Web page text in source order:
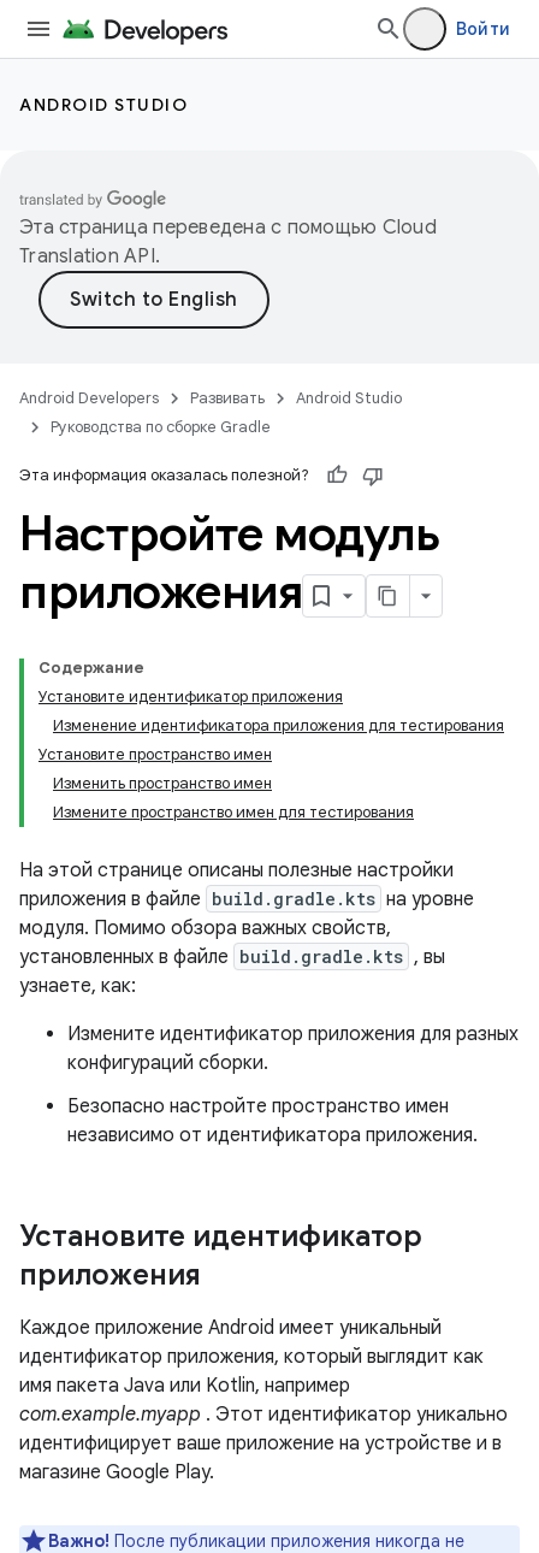
Войти
ANDROID STUDIO
Эта страница переведена с помощью Cloud
Translation API.
Android Developers Развивать
Android Studio
Руководства по сборке Gradle
Эта информация оказалась полезной?
Настройте модуль
приложения
Содержание
Установите идентификатор приложения
Изменение идентификатора приложения для тестирования
Установите пространство имен
Изменить пространство имен
Измените пространство имен для тестирования
На этой странице описаны полезные настройки
приложения в файле build.gradle.kts на уровне
модуля. Помимо обзора важных свойств,
установленных в файле build.gradle.kts , вы
узнаете, как:
Измените идентификатор приложения для разных
конфигураций сборки.
Безопасно настройте пространство имен
независимо от идентификатора приложения.
Установите идентификатор
приложения
Каждое приложение Android имеет уникальный
идентификатор приложения, который выглядит как
имя пакета Java или Kotlin, например
com.example.myapp . Этот идентификатор уникально
идентифицирует ваше приложение на устройстве и в
магазине Google Play.
Важно! После публикации приложения никогда не